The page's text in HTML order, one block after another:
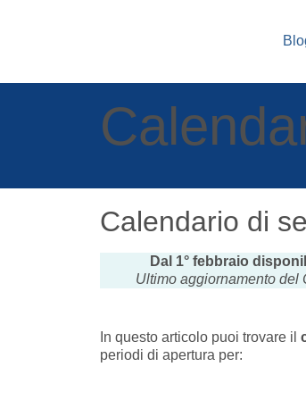
Calendario di
Dal 1° febbraio
Ultimo aggiornamento del
In questo articolo puoi trovare il
periodi di apertura per: